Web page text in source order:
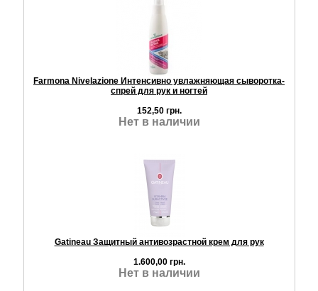
Farmona Nivelazione Интенсивно увлажняющая сыворотка-
спрей для рук и ногтей
152,50 грн.
Нет в наличии
Gatineau Защитный антивозрастной крем для рук
1.600,00 грн.
Нет в наличии